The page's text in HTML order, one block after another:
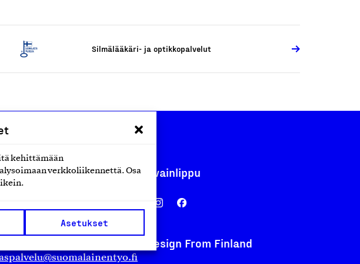
kehittämään
verkkoliikennettä. Osa
Asetukset
Silmälääkäri- ja optikkopalvelut
työ ry
Helsinki
Avainlippu
Design From Finland